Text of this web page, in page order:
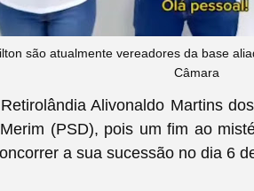
são atualmente vereadores da base
Câmara
Alivonaldo Martins
(PSD), pois um fim ao
a sua sucessão no dia 6